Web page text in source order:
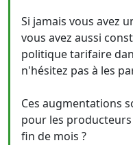
Si jamais vous avez
vous avez aussi
politique tarifaire
n'hésitez pas à les
Ces augmentations
pour les
fin de mois ?